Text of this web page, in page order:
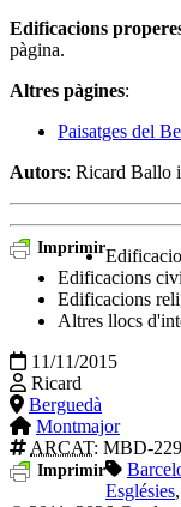
Edificacions
pàgina.
Altres pàgines:
Paisatges del
Autors: Ricard Ballo
Imprimir
Edificacions
Edificacions
Altres llocs
11/11/2015
Ricard
Berguedà
Montmajor
ARCAT: MBD-
Imprimir
Esglésies,